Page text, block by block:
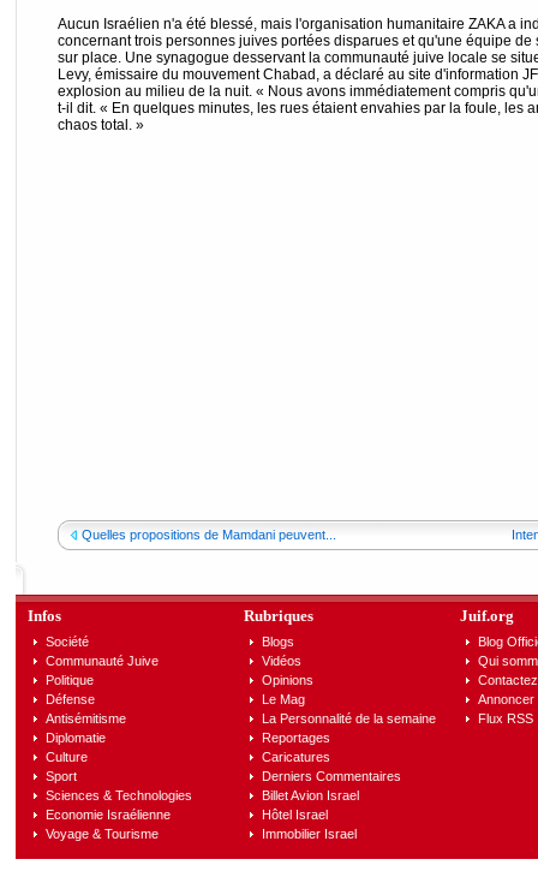
Aucun Israélien n'a été blessé, mais l'organisation humanitaire ZAKA a
concernant trois personnes juives portées disparues et qu'une équipe
sur place. Une synagogue desservant la communauté juive locale se
Levy, émissaire du mouvement Chabad, a déclaré au site d'information
explosion au milieu de la nuit. « Nous avons immédiatement compris
t-il dit. « En quelques minutes, les rues étaient envahies par la foule, les
chaos total. »
Quelles propositions de Mamdani peuvent...
Infos
Société
Communauté Juive
Politique
Défense
Antisémitisme
Diplomatie
Culture
Sport
Sciences & Technologies
Economie Israélienne
Voyage & Tourisme
Rubriques
Blogs
Vidéos
Opinions
Le Mag
La Personnalité de la semaine
Reportages
Caricatures
Derniers Commentaires
Billet Avion Israel
Hôtel Israel
Immobilier Israel
Juif.org
Blog
Qui
Annoncer
Flux RSS